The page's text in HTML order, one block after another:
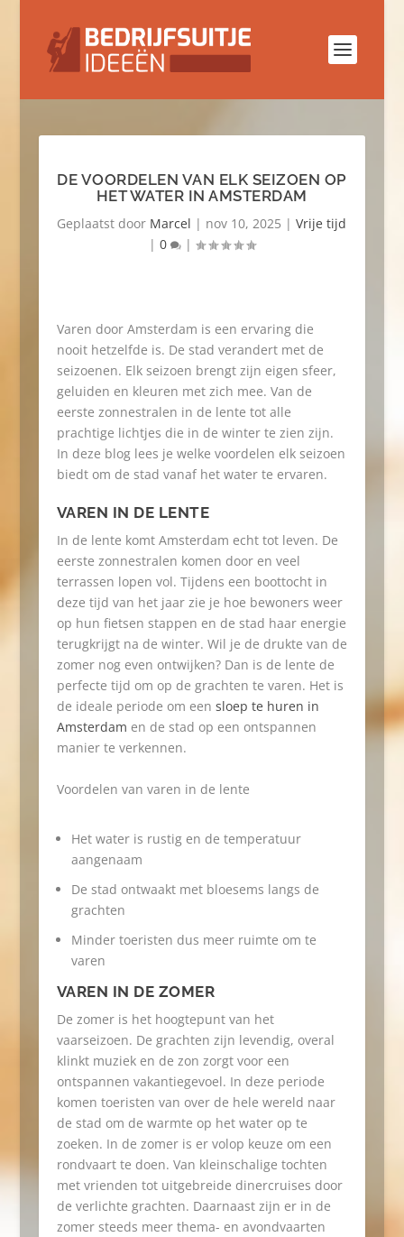
DE VOORDELEN VAN ELK SEIZOEN OP
HET WATER IN AMSTERDAM
Geplaatst door Marcel | nov 10, 2025 |Vrije tijd
| 0 |
Varen door Amsterdam is een ervaring die
nooit hetzelfde is. De stad verandert met de
seizoenen. Elk seizoen brengt zijn eigen sfeer,
geluiden en kleuren met zich mee. Van de
eerste zonnestralen in de lente tot alle
prachtige lichtjes die in de winter te zien zijn.
In deze blog lees je welke voordelen elk seizoen
biedt om de stad vanaf het water te ervaren.
VAREN IN DE LENTE
In de lente komt Amsterdam echt tot leven. De
eerste zonnestralen komen door en veel
terrassen lopen vol. Tijdens een boottocht in
deze tijd van het jaar zie je hoe bewoners weer
op hun fietsen stappen en de stad haar energie
terugkrijgt na de winter. Wil je de drukte van de
zomer nog even ontwijken? Dan is de lente de
perfecte tijd om op de grachten te varen. Het is
de ideale periode om een sloep te huren in
Amsterdam en de stad op een ontspannen
manier te verkennen.
Voordelen van varen in de lente
Het water is rustig en de temperatuur
aangenaam
De stad ontwaakt met bloesems langs de
grachten
Minder toeristen dus meer ruimte om te
varen
VAREN IN DE ZOMER
De zomer is het hoogtepunt van het
vaarseizoen. De grachten zijn levendig, overal
klinkt muziek en de zon zorgt voor een
ontspannen vakantiegevoel. In deze periode
komen toeristen van over de hele wereld naar
de stad om de warmte op het water op te
zoeken. In de zomer is er volop keuze om een
rondvaart te doen. Van kleinschalige tochten
met vrienden tot uitgebreide dinercruises door
de verlichte grachten. Daarnaast zijn er in de
zomer steeds meer thema- en avondvaarten